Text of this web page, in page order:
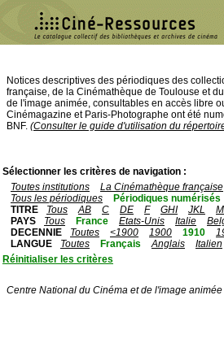
Notices descriptives des périodiques des
française, de la Cinémathèque de Toulouse et
de l'image animée, consultables en accès libre
Cinémagazine et Paris-Photographe ont été
BNF. (Consulter le guide d'utilisation du
Sélectionner les critères de navigation :
Toutes institutions
La Cinémathèque française
Tous les périodiques
Périodiques numérisés
TITRE
Tous AB C DE F GHI JKL
PAYS
Tous France Etats-Unis Italie
DECENNIE
Toutes <1900 1900 1910
LANGUE
Toutes Français Anglais Italien
Réinitialiser les critères
Centre National du Cinéma et de l'image